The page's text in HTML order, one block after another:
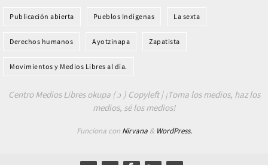
Publicación abierta Pueblos Indí­genas La sexta
Derechos humanos Ayotzinapa Zapatista
Movimientos y Medios Libres al día.
Centro Medios Libres okupa ( ɔ ) Copyleft | ¡Toma los medios, haz los
medios, sé los medios!
Funciona con Nirvana& WordPress.